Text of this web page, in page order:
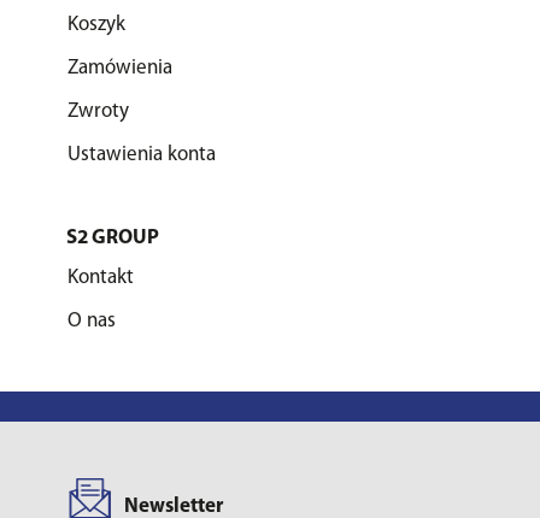
Koszyk
Zamówienia
Zwroty
Ustawienia konta
S2 GROUP
Kontakt
O nas
Newsletter